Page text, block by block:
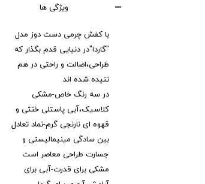
ویژگی ها
با کفش چرمی دست دوز مدل
"گاردا"در دنیایی قدم بگذار که
طراحی،اصالت و راحتی در هم
تنیده شده اند
در سه رنگ خاص-مشکی
کلاسیک،آبی پاستلی خنثی و
قهوه ای نارنجی گرم-نماد تعادل
بین سادگی مینیمالیستی و
جسارت طراحی معاصر است
مشکی برای قدرت-آبی برای